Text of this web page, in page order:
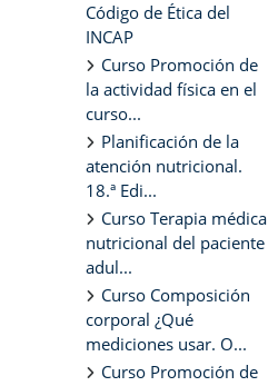
Código de Ética del
INCAP
Curso Promoción de
la actividad física en el
curso...
Planificación de la
atención nutricional.
18.ª Edi...
Curso Terapia médica
nutricional del paciente
adul...
Curso Composición
corporal ¿Qué
mediciones usar. O...
Curso Promoción de